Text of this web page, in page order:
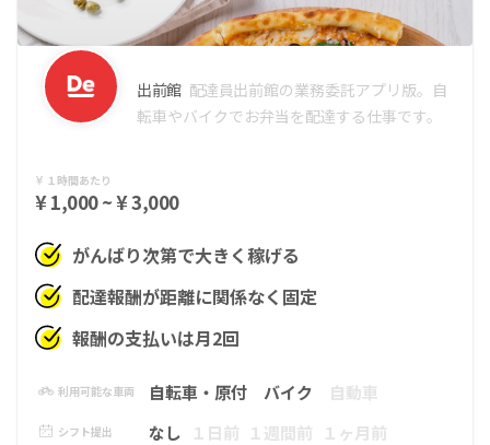
出前館 配達員出前館の業務委託アプリ版。自
転車やバイクでお弁当を配達する仕事です。
１時間あたり
¥ 1,000 ~ ¥ 3,000
がんばり次第で大きく稼げる
配達報酬が距離に関係なく固定
報酬の支払いは月2回
利用可能な車両 自転車・原付 バイク 自動車
シフト提出 なし １日前 １週間前 １ヶ月前